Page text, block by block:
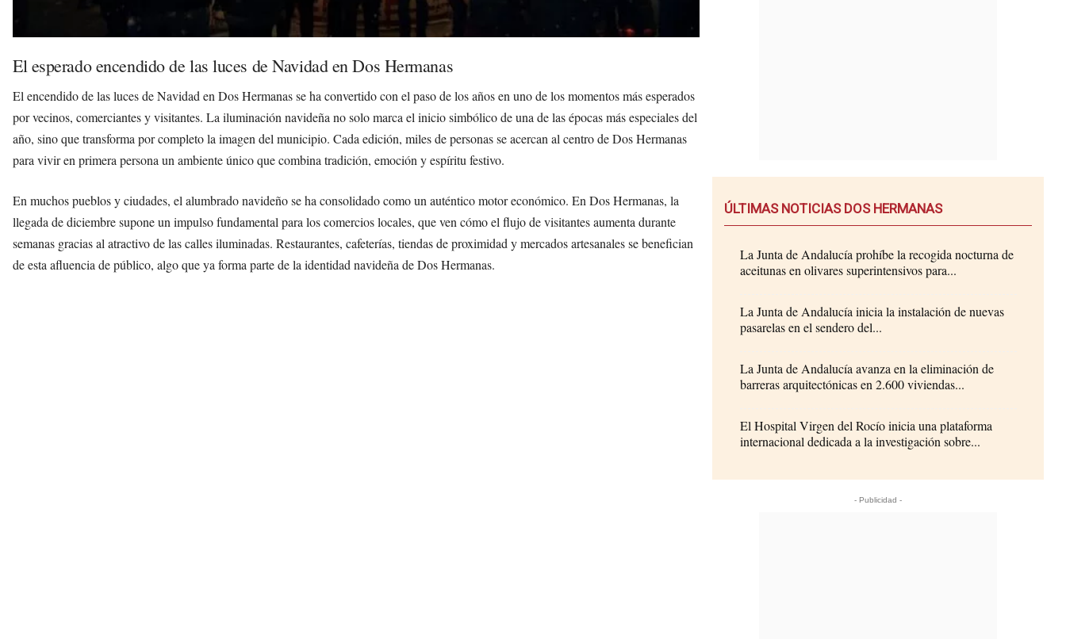
El esperado encendido de las luces de Navidad en Dos Hermanas
El encendido de las luces de Navidad en Dos Hermanas se ha convertido con el paso de los años en uno de los momentos más esperados
por vecinos, comerciantes y visitantes. La iluminación navideña no solo marca el inicio simbólico de una de las épocas más especiales del
año, sino que transforma por completo la imagen del municipio. Cada edición, miles de personas se acercan al centro de Dos Hermanas
para vivir en primera persona un ambiente único que combina tradición, emoción y espíritu festivo.
En muchos pueblos y ciudades, el alumbrado navideño se ha consolidado como un auténtico motor económico. En Dos Hermanas, la
llegada de diciembre supone un impulso fundamental para los comercios locales, que ven cómo el flujo de visitantes aumenta durante
semanas gracias al atractivo de las calles iluminadas. Restaurantes, cafeterías, tiendas de proximidad y mercados artesanales se benefician
de esta afluencia de público, algo que ya forma parte de la identidad navideña de Dos Hermanas.
ÚLTIMAS NOTICIAS DOS HERMANAS
La Junta de Andalucía prohíbe la recogida nocturna de
aceitunas en olivares superintensivos para...
La Junta de Andalucía inicia la instalación de nuevas
pasarelas en el sendero del...
La Junta de Andalucía avanza en la eliminación de
barreras arquitectónicas en 2.600 viviendas...
El Hospital Virgen del Rocío inicia una plataforma
internacional dedicada a la investigación sobre...
- Publicidad -